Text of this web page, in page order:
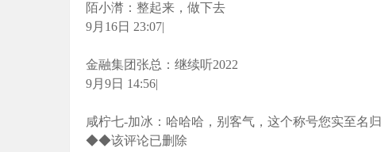
陌小潸：整起来，做下去
9月16日 23:07|
金融集团张总：继续听2022
9月9日 14:56|
咸柠七-加冰：哈哈哈，别客气，这个称号您实至名归
◆◆该评论已删除